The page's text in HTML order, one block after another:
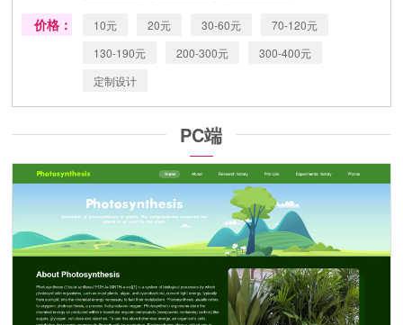
价格： 10元 20元 30-60元
70-120元
130-190元
200-300元
300-400元
定制设计
PC端